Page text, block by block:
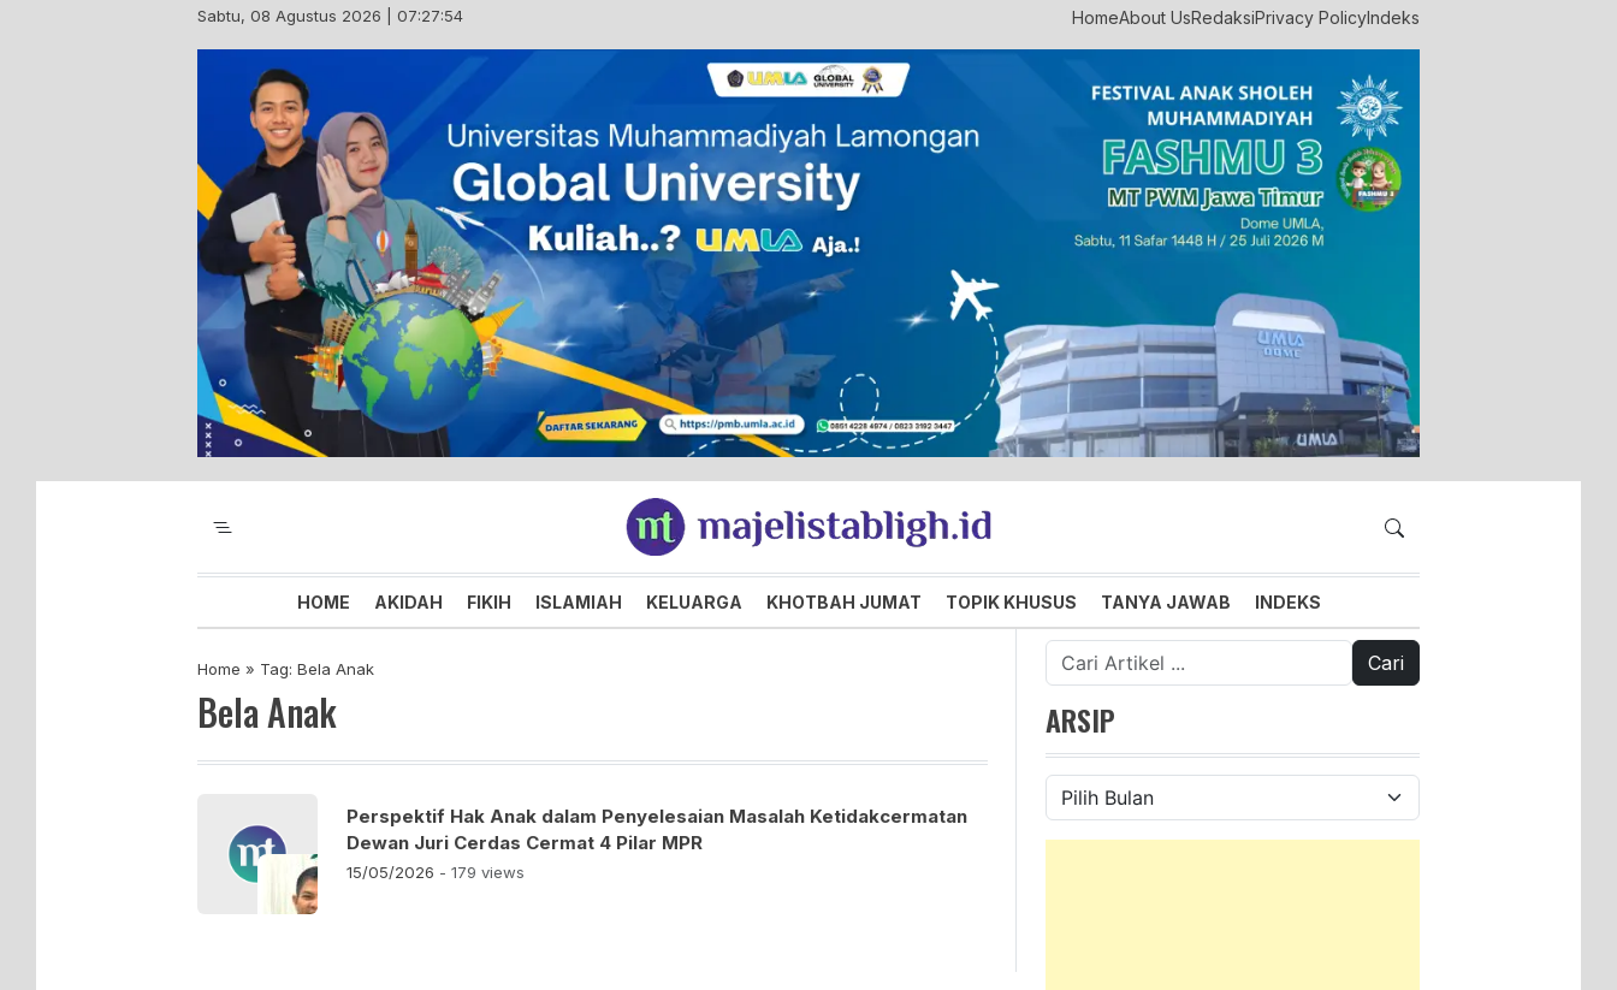
Sabtu, 08 Agustus 2026 | 07:27:55 HomeAbout UsRedaksiPrivacy PolicyIndeks
Majelis Tabligh Muhammadiyah
Syiar Dakwah Islam Berkemajuan dan Menggembirakan
HOME AKIDAH FIKIH ISLAMIAH KELUARGA KHOTBAH JUMAT TOPIK KHUSUS TANYA JAWAB INDEKS
Home » Tag: Bela Anak
Bela Anak
Perspektif Hak Anak dalam Penyelesaian Masalah Ketidakcermatan
Dewan Juri Cerdas Cermat 4 Pilar MPR
15/05/2026 - 179 views
Cari
untuk:
ARSIP
Arsip